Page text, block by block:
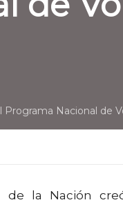
Programa Nacional de
la Nación